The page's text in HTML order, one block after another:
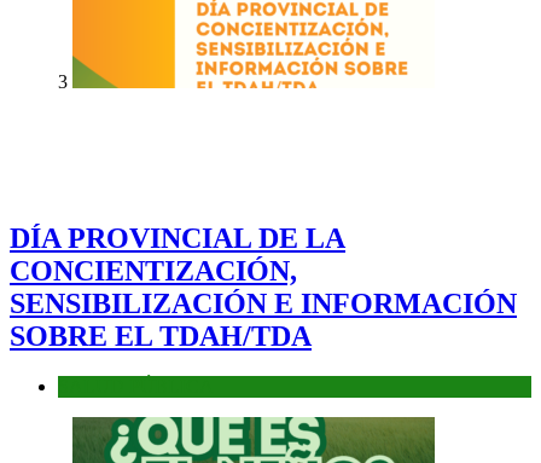
3
DÍA PROVINCIAL DE LA
CONCIENTIZACIÓN,
SENSIBILIZACIÓN E INFORMACIÓN
SOBRE EL TDAH/TDA